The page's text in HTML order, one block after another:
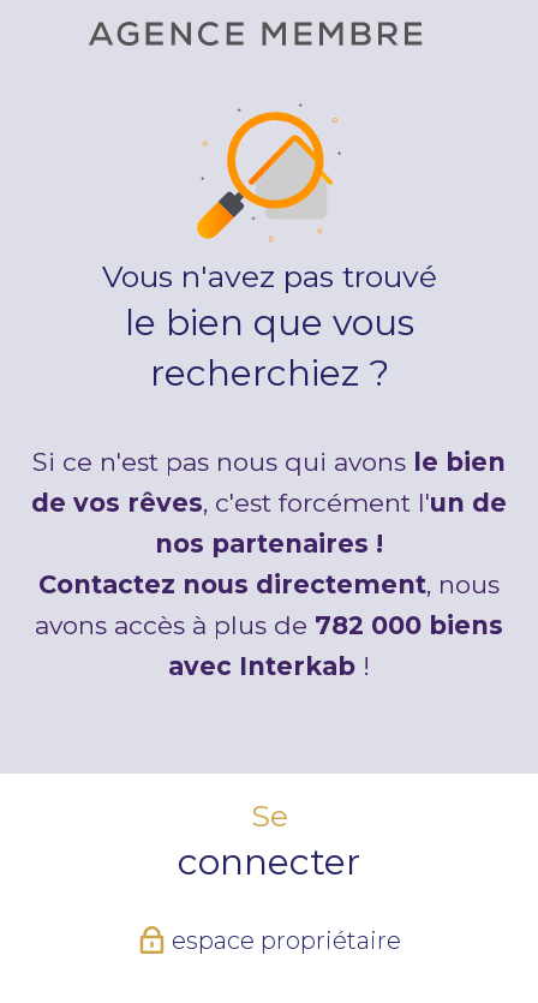
Vous n'avez pas trouvé
le bien que vous
recherchiez ?
Si ce n'est pas nous qui avons le bien
de vos rêves, c'est forcément l'un de
nos partenaires !
Contactez nous directement, nous
avons accès à plus de 782 000 biens
avec Interkab !
Se
connecter
espace propriétaire